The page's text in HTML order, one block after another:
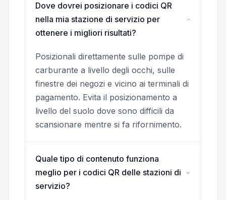
Dove dovrei posizionare i codici QR
nella mia stazione di servizio per
ottenere i migliori risultati?
Posizionali direttamente sulle pompe di
carburante a livello degli occhi, sulle
finestre dei negozi e vicino ai terminali di
pagamento. Evita il posizionamento a
livello del suolo dove sono difficili da
scansionare mentre si fa rifornimento.
Quale tipo di contenuto funziona
meglio per i codici QR delle stazioni di
servizio?